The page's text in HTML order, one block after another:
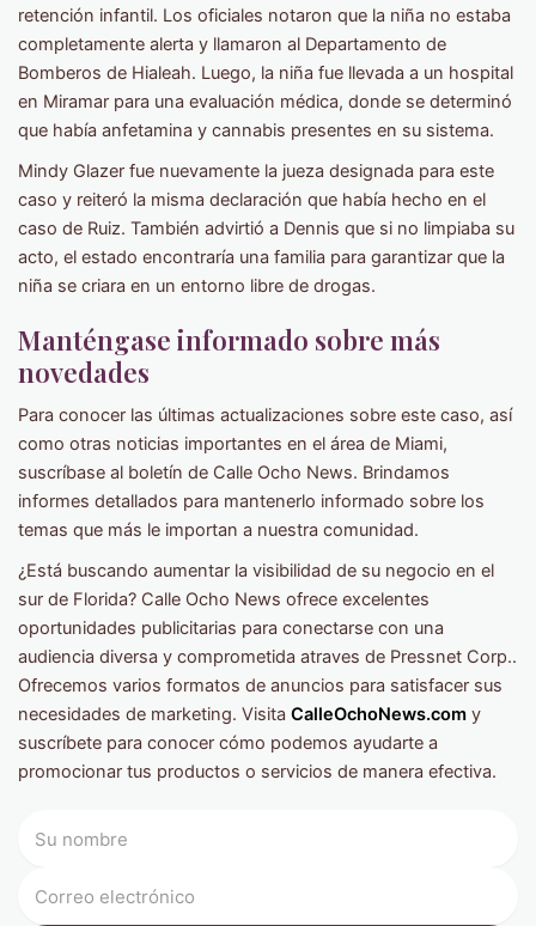
retención infantil. Los oficiales notaron que la niña no estaba
completamente alerta y llamaron al Departamento de
Bomberos de Hialeah. Luego, la niña fue llevada a un hospital
en Miramar para una evaluación médica, donde se determinó
que había anfetamina y cannabis presentes en su sistema.
Mindy Glazer fue nuevamente la jueza designada para este
caso y reiteró la misma declaración que había hecho en el
caso de Ruiz. También advirtió a Dennis que si no limpiaba su
acto, el estado encontraría una familia para garantizar que la
niña se criara en un entorno libre de drogas.
Manténgase informado sobre más
novedades
Para conocer las últimas actualizaciones sobre este caso, así
como otras noticias importantes en el área de Miami,
suscríbase al boletín de Calle Ocho News. Brindamos
informes detallados para mantenerlo informado sobre los
temas que más le importan a nuestra comunidad.
¿Está buscando aumentar la visibilidad de su negocio en el
sur de Florida? Calle Ocho News ofrece excelentes
oportunidades publicitarias para conectarse con una
audiencia diversa y comprometida atraves de Pressnet Corp..
Ofrecemos varios formatos de anuncios para satisfacer sus
necesidades de marketing. Visita CalleOchoNews.com y
suscríbete para conocer cómo podemos ayudarte a
promocionar tus productos o servicios de manera efectiva.